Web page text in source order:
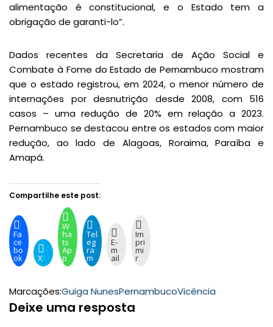
alimentação é constitucional, e o Estado tem a
obrigação de garanti-lo”.
Dados recentes da Secretaria de Ação Social e
Combate à Fome do Estado de Pernambuco mostram
que o estado registrou, em 2024, o menor número de
internações por desnutrição desde 2008, com 516
casos – uma redução de 20% em relação a 2023.
Pernambuco se destacou entre os estados com maior
redução, ao lado de Alagoas, Roraima, Paraíba e
Amapá.
Compartilhe este post:
Fa
ce
bo
ok X
W
ha
ts
Ap
p
Tel
eg
ra
m
E-
m
ail
Im
pri
mi
r
Marcações:Guiga NunesPernambucoVicência
Deixe uma resposta